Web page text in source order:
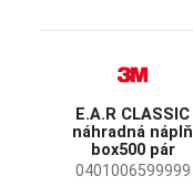
E.A.R CLASSIC
náhradná náplň
box500 pár
0401006599999